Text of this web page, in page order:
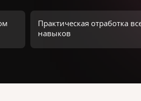
Практическая отработка
навыков